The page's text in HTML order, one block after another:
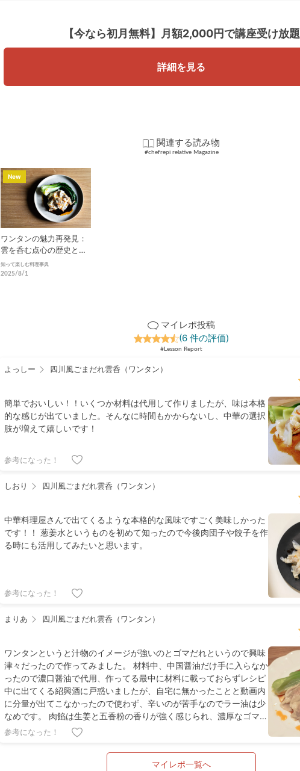
【今なら初月無料】 月額2,000円で講座受け放題
詳細を見る
関連する読み物
#chefrepi relative Magazine
ワンタンの魅力再発見：
雲を呑む点心の歴史と楽
しみ方
知って楽しむ料理事典
2025/8/1
New
マイレポ投稿
(6 件の評価)
#Lesson Report
よっしー 四川風ごまだれ雲呑（ワンタン）
簡単でおいしい！！いくつか材料は代用して作りましたが、味は本格
的な感じが出ていました。そんなに時間もかからないし、中華の選択
肢が増えて嬉しいです！
参考になった！
しおり 四川風ごまだれ雲呑（ワンタン）
中華料理屋さんで出てくるような本格的な風味ですごく美味しかった
です！！ 葱姜水というものを初めて知ったので今後肉団子や餃子を作
る時にも活用してみたいと思います。
参考になった！
まりあ 四川風ごまだれ雲呑（ワンタン）
ワンタンというと汁物のイメージが強いのとゴマだれというので興味
津々だったので作ってみました。 材料中、中国醤油だけ手に入らなか
ったので濃口醤油で代用、作ってる最中に材料に載っておらずレシピ
中に出てくる紹興酒に戸惑いましたが、自宅に無かったことと動画内
に分量が出てこなかったので使わず、辛いのが苦手なのでラー油は少
なめです。 肉餡は生姜と五香粉の香りが強く感じられ、濃厚なゴマだ
れとよく合いました
参考になった！
マイレポ一覧へ